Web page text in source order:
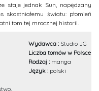
staje jednak Sun, napędzany
światu: płomień
tom tej mrocznej historii.
Wydawca : Studio JG
Liczba tomów w Polsce :
Rodzaj : manga
Język : polski